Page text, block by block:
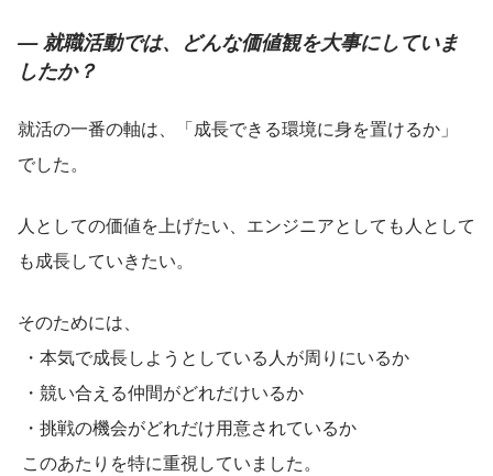
— 就職活動では、どんな価値観を大事にしていま
したか？
就活の一番の軸は、「成長できる環境に身を置けるか」
でした。
人としての価値を上げたい、エンジニアとしても人として
も成長していきたい。
そのためには、
・本気で成長しようとしている人が周りにいるか
・競い合える仲間がどれだけいるか
・挑戦の機会がどれだけ用意されているか
このあたりを特に重視していました。